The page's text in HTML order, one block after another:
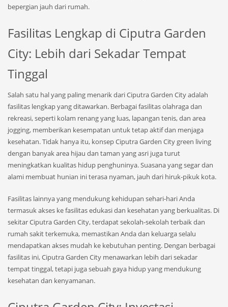
bepergian jauh dari rumah.
Fasilitas Lengkap di Ciputra Garden
City: Lebih dari Sekadar Tempat
Tinggal
Salah satu hal yang paling menarik dari Ciputra Garden City adalah
fasilitas lengkap yang ditawarkan. Berbagai fasilitas olahraga dan
rekreasi, seperti kolam renang yang luas, lapangan tenis, dan area
jogging, memberikan kesempatan untuk tetap aktif dan menjaga
kesehatan. Tidak hanya itu, konsep Ciputra Garden City green living
dengan banyak area hijau dan taman yang asri juga turut
meningkatkan kualitas hidup penghuninya. Suasana yang segar dan
alami membuat hunian ini terasa nyaman, jauh dari hiruk-pikuk kota.
Fasilitas lainnya yang mendukung kehidupan sehari-hari Anda
termasuk akses ke fasilitas edukasi dan kesehatan yang berkualitas. Di
sekitar Ciputra Garden City, terdapat sekolah-sekolah terbaik dan
rumah sakit terkemuka, memastikan Anda dan keluarga selalu
mendapatkan akses mudah ke kebutuhan penting. Dengan berbagai
fasilitas ini, Ciputra Garden City menawarkan lebih dari sekadar
tempat tinggal, tetapi juga sebuah gaya hidup yang mendukung
kesehatan dan kenyamanan.